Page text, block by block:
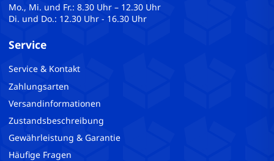
Mo., Mi. und Fr.: 8.30 Uhr – 12.30 Uhr
Di. und Do.: 12.30 Uhr - 16.30 Uhr
Service
Service & Kontakt
Zahlungsarten
Versandinformationen
Zustandsbeschreibung
Gewährleistung & Garantie
Häufige Fragen